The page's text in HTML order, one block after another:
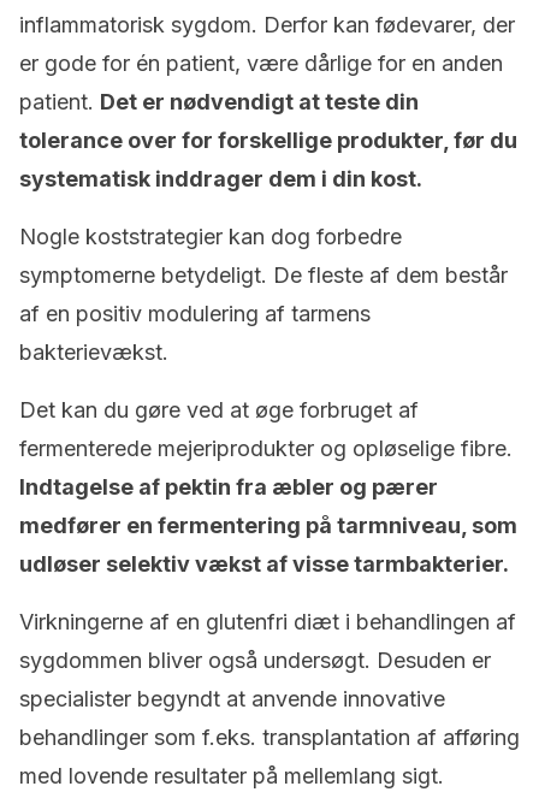
inflammatorisk sygdom. Derfor kan fødevarer, der
er gode for én patient, være dårlige for en anden
patient. Det er nødvendigt at teste din
tolerance over for forskellige produkter, før du
systematisk inddrager dem i din kost.
Nogle koststrategier kan dog forbedre
symptomerne betydeligt. De fleste af dem består
af en positiv modulering af tarmens
bakterievækst.
Det kan du gøre ved at øge forbruget af
fermenterede mejeriprodukter og opløselige fibre.
Indtagelse af pektin fra æbler og pærer
medfører en fermentering på tarmniveau, som
udløser selektiv vækst af visse tarmbakterier.
Virkningerne af en glutenfri diæt i behandlingen af
sygdommen bliver også undersøgt. Desuden er
specialister begyndt at anvende innovative
behandlinger som f.eks. transplantation af afføring
med lovende resultater på mellemlang sigt.